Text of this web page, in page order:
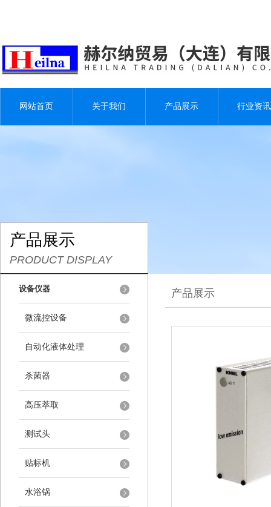
网站首页 关于我们 产品展示 行业资讯
产品展示
PRODUCT DISPLAY
设备仪器
微流控设备
自动化液体处理
杀菌器
高压萃取
测试头
贴标机
水浴锅
产品展示